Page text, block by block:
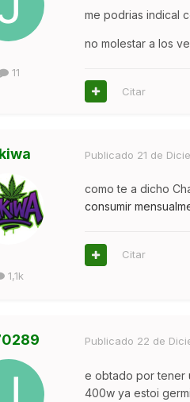
11
me podrias indical
no molestar a los
Citar
1,1k
Publicado 21 de
como te a dicho
consumir
Citar
Publicado 22 de
e obtado por tener
400w ya estoi